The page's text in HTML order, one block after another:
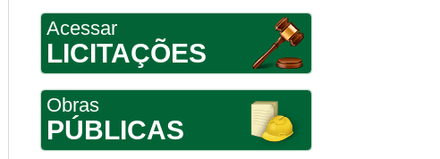
Acessar
LICITAÇÕES
Obras
PÚBLICAS